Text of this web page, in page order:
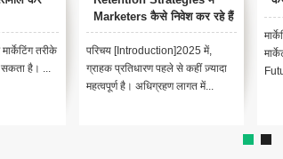
कैसे निवेश कर रहे हैं
में,
पहले से कहीं ज़्यादा
है। अधिग्रहण लागत में...
मार्केटिंग बजट का भविष्य: 2025 में
मार्केटर्स कहां निवेश कर रहे हैं ? [The
Future of Marketing Budge...